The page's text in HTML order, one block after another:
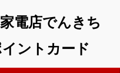
電店でんきち
ントカード